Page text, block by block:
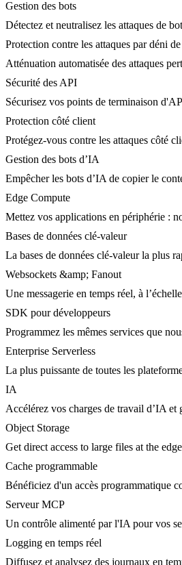
Gestion des bots
Détectez et neutralisez les attaques de
Protection contre les attaques par déni
Atténuation automatisée des attaques
Sécurité des API
Sécurisez vos points de terminaison
Protection côté client
Protégez-vous contre les attaques côté
Gestion des bots d’IA
Empêcher les bots d’IA de copier le
Edge Compute
Mettez vos applications en périphérie :
Bases de données clé-valeur
La bases de données clé-valeur la plus
Websockets &amp; Fanout
Une messagerie en temps réel, à
SDK pour développeurs
Programmez les mêmes services que
Enterprise Serverless
La plus puissante de toutes les
IA
Accélérez vos charges de travail d’IA et
Object Storage
Get direct access to large files at the
Cache programmable
Bénéficiez d'un accès programmatique
Serveur MCP
Un contrôle alimenté par l'IA pour vos
Logging en temps réel
Diffusez et analysez des journaux en